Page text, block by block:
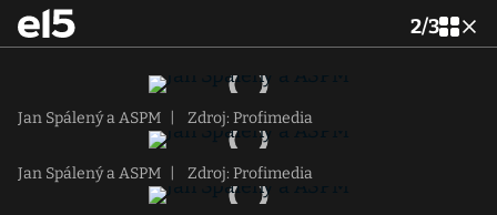
2/3
Jan Spálený a ASPM Zdroj: Profimedia
Jan Spálený a ASPM Zdroj: Profimedia